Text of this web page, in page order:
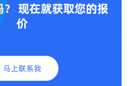
现在就获取您的报
价
马上联系我